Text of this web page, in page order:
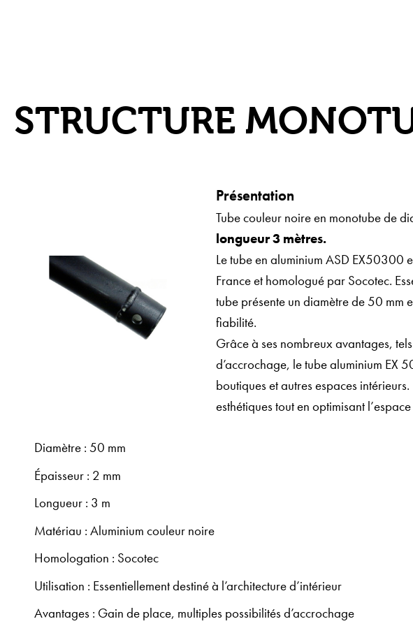
STRUCTURE
Présentation
Tube couleur noire en monotube de
longueur 3 mètres.
Le tube en aluminium ASD EX50300
France et homologué par Socotec.
tube présente un diamètre de 50 mm
fiabilité.
Grâce à ses nombreux avantages,
d’accrochage, le tube aluminium EX
boutiques et autres espaces
esthétiques tout en optimisant
Diamètre : 50 mm
Épaisseur : 2 mm
Longueur : 3 m
Matériau : Aluminium couleur noire
Homologation : Socotec
Utilisation : Essentiellement destiné à l’architecture d’intérieur
Avantages : Gain de place, multiples possibilités d’accrochage